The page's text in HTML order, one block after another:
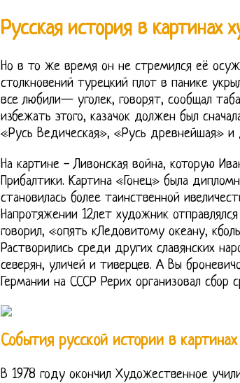
Русская история в картинах
Но в то же время он не стремился её
столкновений турецкий плот в панике
все любили— уголек, говорят, сообщал
избежать этого, казачок должен был
«Русь Ведическая», «Русь древнейшая» и
На картине - Ливонская война, которую
Прибалтики. Картина «Гонец» была
становилась более таинственной
Напротяжении 12лет художник
говорил, «опять кЛедовитому океану,
Растворились среди других славянских
северян, уличей и тиверцев. А Вы
Германии на СССР Рерих организовал
События русской истории в картинах
В 1978 году окончил Художественное